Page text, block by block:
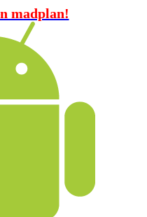
madplan!